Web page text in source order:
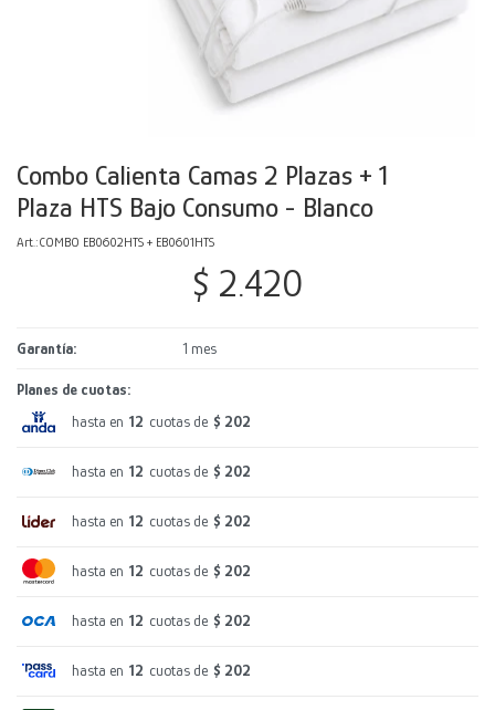
Combo Calienta Camas 2 Plazas + 1
Plaza HTS Bajo Consumo - Blanco
COMBO EB0602HTS + EB0601HTS
$ 2.420
Garantía 1 mes
Planes de cuotas:
hasta en 12 cuotas de $ 202
hasta en 12 cuotas de $ 202
hasta en 12 cuotas de $ 202
hasta en 12 cuotas de $ 202
hasta en 12 cuotas de $ 202
hasta en 12 cuotas de $ 202
Acolchados y Frazadas